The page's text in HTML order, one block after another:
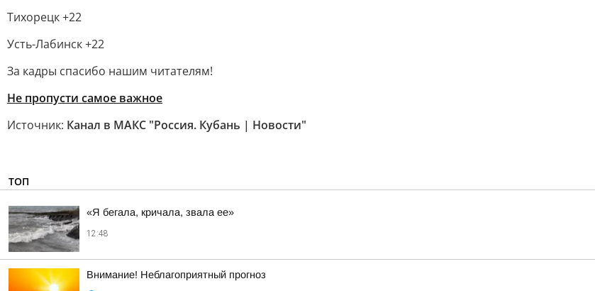
Тихорецк +22
Усть-Лабинск +22
За кадры спасибо нашим читателям!
Не пропусти самое важное
Источник: Канал в МАКС "Россия. Кубань | Новости"
ТОП
«Я бегала, кричала, звала ее»
12:48
Внимание! Неблагоприятный прогноз